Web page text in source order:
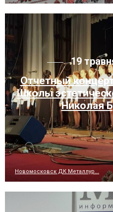
19
Отчетный
Школы
Николая
Новомосковск ДК Металлур...